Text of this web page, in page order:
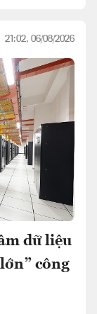
21:02, 06/08/2026
dữ liệu
công